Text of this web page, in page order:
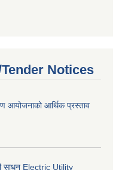
Notices
आयोजनाको आर्थिक प्रस्ताव
साधन Electric Utility